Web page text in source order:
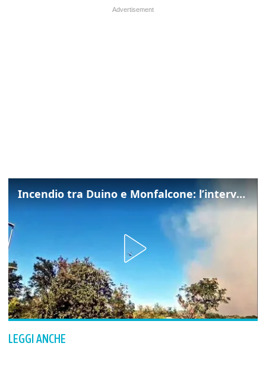
Incendio tra Duino e Monfalcone: l’intervento dei vigili del fuoco
LEGGI ANCHE